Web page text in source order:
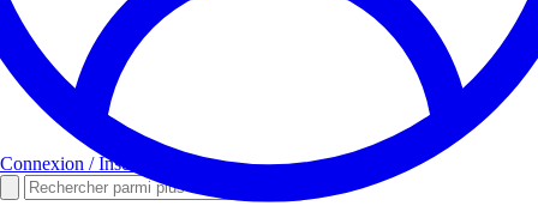
Connexion / Inscription